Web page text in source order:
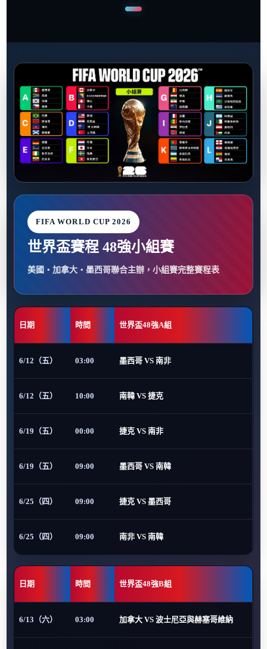
FIFA WORLD CUP 2026
世界盃賽程 48強小組賽
美國・加拿大・墨西哥聯合主辦，小組賽完整賽程表
日期 時間 世界盃48強A組
6/12（五） 03:00 墨西哥 VS 南非
6/12（五） 10:00 南韓 VS 捷克
6/19（五） 00:00 捷克 VS 南非
6/19（五） 09:00 墨西哥 VS 南韓
6/25（四） 09:00 捷克 VS 墨西哥
6/25（四） 09:00 南非 VS 南韓
日期 時間 世界盃48強B組
6/13（六） 03:00 加拿大 VS 波士尼亞與赫塞哥維納